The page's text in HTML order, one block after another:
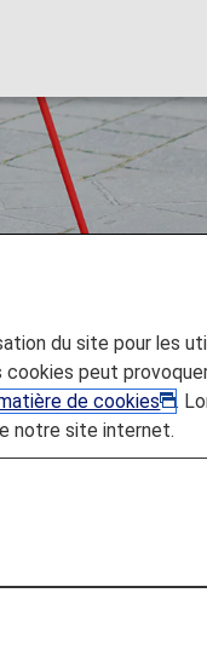
vue
de troubles de la
de la
atteints
du site pour les
peut
de cookies
.
notre site internet.